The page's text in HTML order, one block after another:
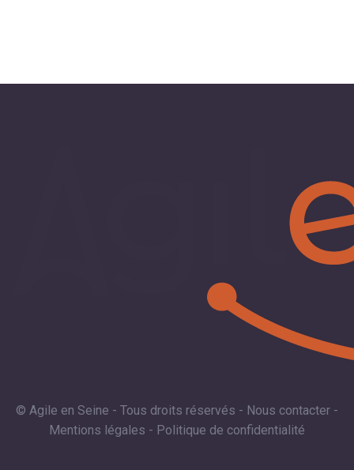
© Agile en Seine - Tous droits réservés - Nous contacter -
Mentions légales - Politique de confidentialité